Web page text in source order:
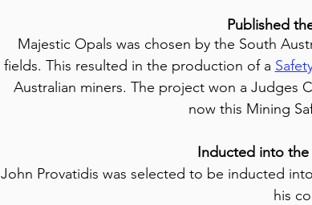
Published
Majestic Opals was chosen by the South
fields. This resulted in the production of a
Australian miners. The project won a Judges
now this Mining
Inducted into
John Provatidis was selected to be inducted
his